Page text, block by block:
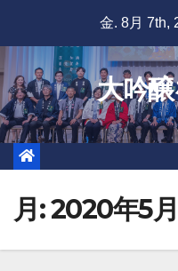
content
金. 8月 7th,
大吟
月:2020年5月